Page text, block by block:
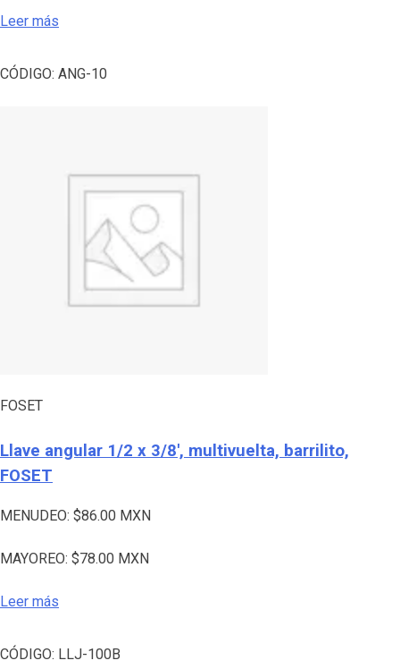
Leer más
CÓDIGO: ANG-10
FOSET
Llave angular 1/2 x 3/8′, multivuelta, barrilito,
FOSET
MENUDEO: $86.00 MXN
MAYOREO: $78.00 MXN
Leer más
CÓDIGO: LLJ-100B